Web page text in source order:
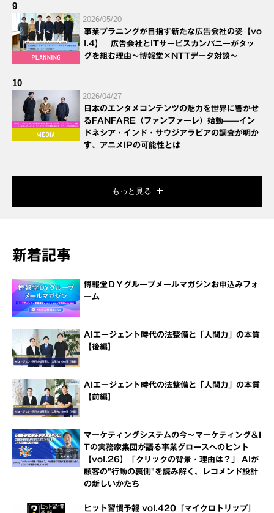
9
2026/05/20
事業プラニングが目指す新たな広告会社の姿【vo
l.4】 広告会社とITサービスカンパニーがタッ
グを組む理由～博報堂×NTTデータ対談～
10
2026/04/27
日本のエンタメコンテンツの魅力を世界に響かせ
るFANFARE（ファンファーレ）始動——イン
ドネシア・インド・サウジアラビアの調査が明か
す、アニメIPの可能性とは
もっと見る
新着記事
博報堂ＤＹグループメールマガジンお申込みフォ
ーム
AIエージェント時代の法整備と「人間力」の本質
【後編】
AIエージェント時代の法整備と「人間力」の本質
【前編】
マーケティングシステムの今～マーケティング＆I
Tの実務家集団が語る事業グロースへのヒント
【vol.26】「クリックの背景・理由は？」 AIが
顧客の"行動の裏側"を読み解く、レコメンド設計
の新しいかたち
ヒット習慣予報 vol.420『マイクロトリップ』